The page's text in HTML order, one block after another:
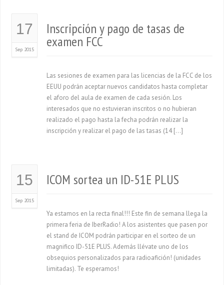
17
Sep 2015
Inscripción y pago de tasas de
examen FCC
Las sesiones de examen para las licencias de la FCC de los
EEUU podrán aceptar nuevos candidatos hasta completar
el aforo del aula de examen de cada sesión. Los
interesados que no estuvieran inscritos o no hubieran
realizado el pago hasta la fecha podrán realizar la
inscripción y realizar el pago de las tasas (14 […]
15
Sep 2015
ICOM sortea un ID-51E PLUS
Ya estamos en la recta final!!! Este fin de semana llega la
primera feria de IberRadio! A los asistentes que pasen por
el stand de ICOM podrán participar en el sorteo de un
magnifico ID-51E PLUS. Además llévate uno de los
obsequios personalizados para radioafición! (unidades
limitadas). Te esperamos!